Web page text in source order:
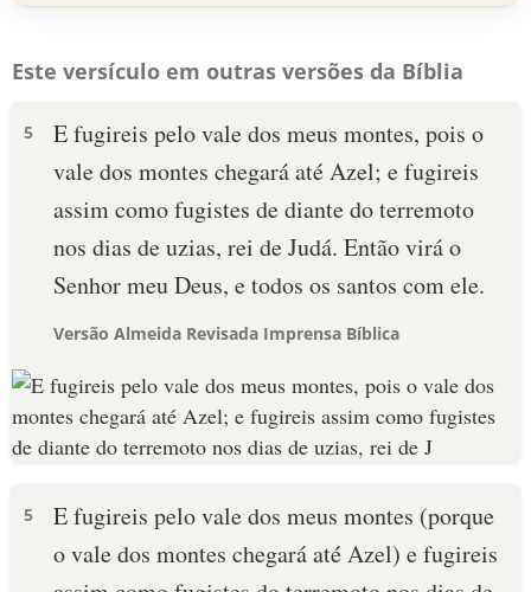
Este versículo em outras versões da Bíblia
5
E fugireis pelo vale dos meus montes, pois o
vale dos montes chegará até Azel; e fugireis
assim como fugistes de diante do terremoto
nos dias de uzias, rei de Judá. Então virá o
Senhor meu Deus, e todos os santos com ele.
Versão Almeida Revisada Imprensa Bíblica
5
E fugireis pelo vale dos meus montes (porque
o vale dos montes chegará até Azel) e fugireis